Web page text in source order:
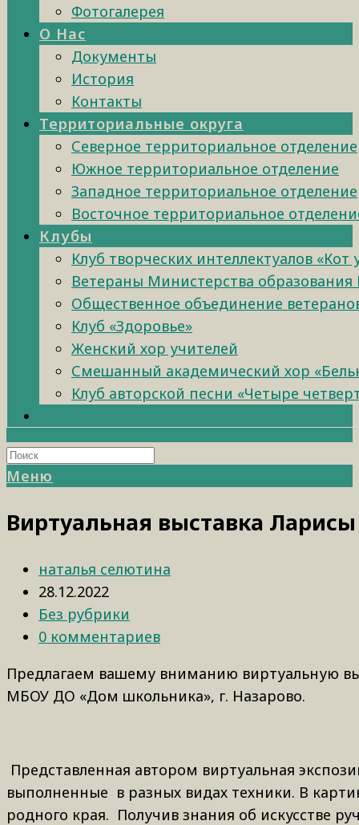
Фотогалерея
О Нас
Документы
История
Контакты
Территориальные округа
Северное территориальное отделение
Южное территориальное отделение
Западное территориальное отделение
Восточное территориальное
Клубы
Клуб творческих интеллектуалов «Кот
Ветераны Министерства образования
Общественное объединение
Клуб «Здоровье»
Женский хор учителей
Смешанный академический хор
Клуб авторской песни «Четыре
Меню
Виртуальная выставка
наталья селютина
28.12.2022
Без рубрики
0 комментариев
Предлагаем вашему вниманию виртуальную
МБОУ ДО «Дом школьника», г. Назарово.
Представленная автором виртуальная
выполненные в разных видах техники. В
родного края. Получив знания об искусстве